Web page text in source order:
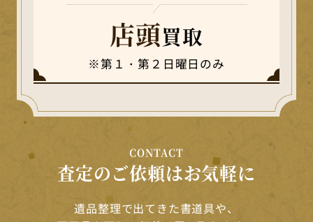
店頭買取
※第１・第２日曜日のみ
CONTACT
査定のご依頼はお気軽に
遺品整理で出てきた書道具や、